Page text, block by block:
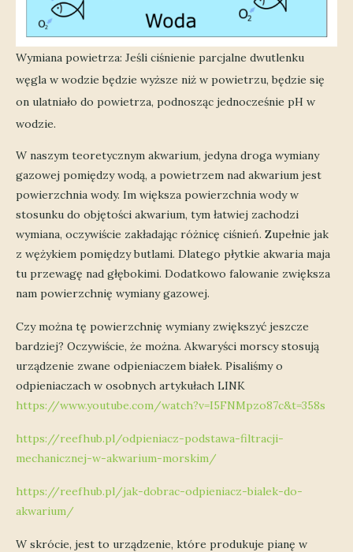
Wymiana powietrza: Jeśli ciśnienie parcjalne dwutlenku
węgla w wodzie będzie wyższe niż w powietrzu, będzie się
on ulatniało do powietrza, podnosząc jednocześnie pH w
wodzie.
W naszym teoretycznym akwarium, jedyna droga wymiany
gazowej pomiędzy wodą, a powietrzem nad akwarium jest
powierzchnia wody. Im większa powierzchnia wody w
stosunku do objętości akwarium, tym łatwiej zachodzi
wymiana, oczywiście zakładając różnicę ciśnień. Zupełnie jak
z wężykiem pomiędzy butlami. Dlatego płytkie akwaria maja
tu przewagę nad głębokimi. Dodatkowo falowanie zwiększa
nam powierzchnię wymiany gazowej.
Czy można tę powierzchnię wymiany zwiększyć jeszcze
bardziej? Oczywiście, że można. Akwaryści morscy stosują
urządzenie zwane odpieniaczem białek. Pisaliśmy o
odpieniaczach w osobnych artykułach LINK
https://www.youtube.com/watch?v=I5FNMpzo87c&t=358s
https://reefhub.pl/odpieniacz-podstawa-filtracji-
mechanicznej-w-akwarium-morskim/
https://reefhub.pl/jak-dobrac-odpieniacz-bialek-do-
akwarium/
W skrócie, jest to urządzenie, które produkuje pianę w